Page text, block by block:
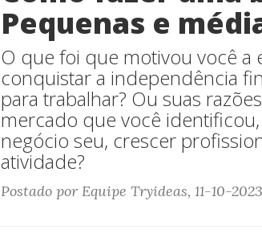
Pequenas e
O que foi que motivou você a
conquistar a independência
para trabalhar? Ou suas
mercado que você
negócio seu, crescer
atividade?
Postado por Equipe Tryideas, 11-10-